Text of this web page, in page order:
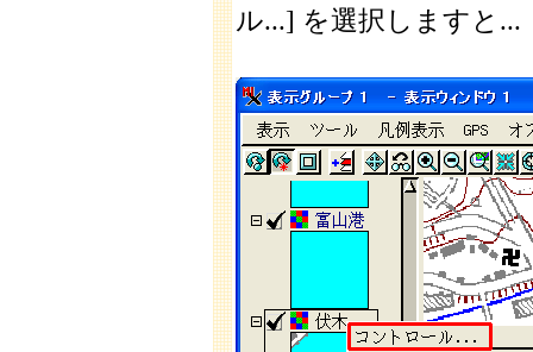
ル...] を選択しますと...